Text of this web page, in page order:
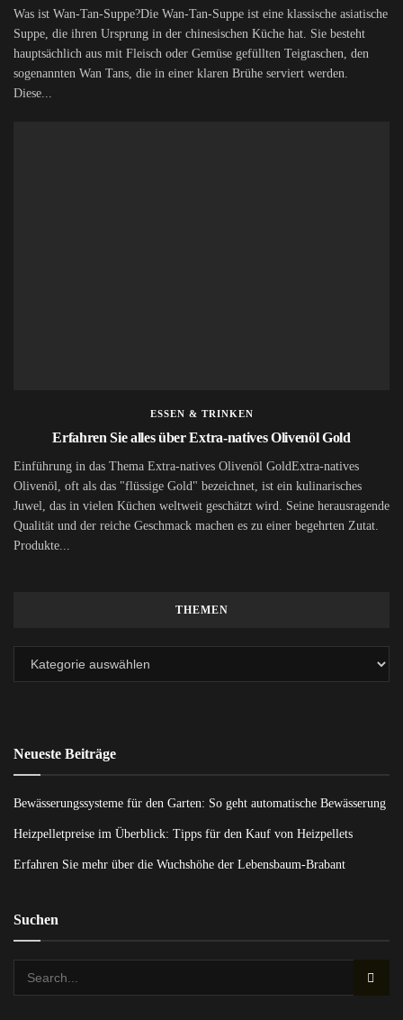
Was ist Wan-Tan-Suppe?Die Wan-Tan-Suppe ist eine klassische asiatische
Suppe, die ihren Ursprung in der chinesischen Küche hat. Sie besteht
hauptsächlich aus mit Fleisch oder Gemüse gefüllten Teigtaschen, den
sogenannten Wan Tans, die in einer klaren Brühe serviert werden.
Diese...
ESSEN & TRINKEN
Erfahren Sie alles über Extra-natives Olivenöl Gold
Einführung in das Thema Extra-natives Olivenöl GoldExtra-natives
Olivenöl, oft als das "flüssige Gold" bezeichnet, ist ein kulinarisches
Juwel, das in vielen Küchen weltweit geschätzt wird. Seine herausragende
Qualität und der reiche Geschmack machen es zu einer begehrten Zutat.
Produkte...
THEMEN
Neueste Beiträge
Bewässerungssysteme für den Garten: So geht automatische Bewässerung
Heizpelletpreise im Überblick: Tipps für den Kauf von Heizpellets
Erfahren Sie mehr über die Wuchshöhe der Lebensbaum-Brabant
Suchen